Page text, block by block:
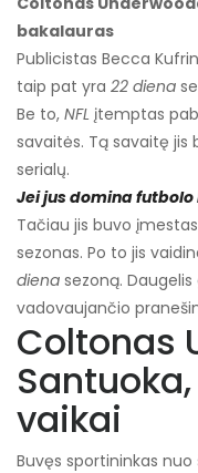
bakalauras
Publicistas Becca
taip pat yra 22 diena
Be to, NFL įtemptas
savaitės. Tą savaitę jis
serialų.
Jei jus domina
Tačiau jis buvo įmestas
sezonas. Po to jis
diena sezoną.
vadovaujančio
Coltonas
vaikai
Buvęs sportininkas